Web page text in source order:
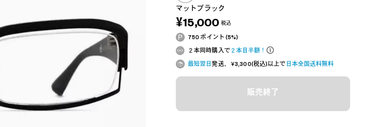
マットブラック
¥15,000 税込
750 ポイント (5%)
２本同時購入で２本目半額！
最短翌日発送、 ¥3,300(税込)以上で 日本全国送料無料
販売終了